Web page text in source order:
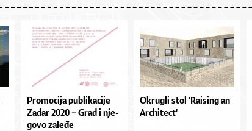
Pro­mo­ci­ja pu­bli­ka­ci­je
Za­dar 2020 – Grad i nje­
go­vo za­le­đe
Okrugli stol 'Raising an
Architect'